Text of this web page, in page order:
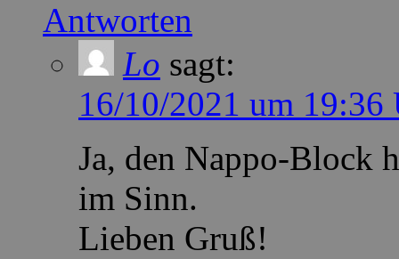
Antworten
Lo sagt:
16/10/2021 um 19:36
Ja, den Nappo-Block
im Sinn.
Lieben Gruß!